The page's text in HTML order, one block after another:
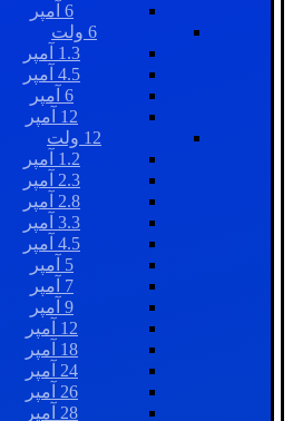
6 آمپر
6 ولت
1.3 آمپر
4.5 آمپر
6 آمپر
12 آمپر
12 ولت
1.2 آمپر
2.3 آمپر
2.8 آمپر
3.3 آمپر
4.5 آمپر
5 آمپر
7 آمپر
9 آمپر
12 آمپر
18 آمپر
24 آمپر
26 آمپر
28 آمپر